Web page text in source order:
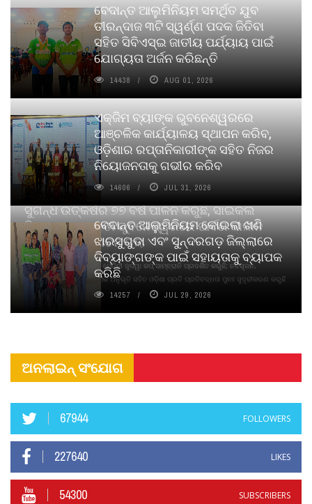
ସୁଗନ୍ଧ ଉତ୍କର୍ଷର ୭୭ ବର୍ଷ ପାଳନ କରୁଛି, ସାଇକଲ
ପିୟୋର୍‌ ଅଗରବତୀ ଭୁବନେଶ୍ୱରରେ ପାର୍ବଣ କାଳୀନ
ନବସୃଜନ ଉନ୍ମୋଚନ କଲା
ବାଉଁଶ ବିହୀନ କଠିନ ଧୂପ ଏବଂ ମେଦିନୀ ଜୁଡୱା କପ୍‌ ସାମ୍ବ୍ରାନି ପ୍ରଦର୍ଶିତ କରୁଛି; ନବସୃଜନ,
ଦୀର୍ଘସ୍ଥାୟିତା ଏବଂ ଆଧ୍ୟାତ୍ମିକ ଅନୁଭୂତି ସହିତ ଓଡ଼ିଶା ପ୍ରତି ପ୍ରତିବଦ୍ଧତା ପୁନଃ ସୁଦୃଢୀକରଣ କରୁଛି
ବେଦାନ୍ତ ଆଲୁମିନିୟମ ସମର୍ଥିତ ଯୁବ
ତୀରନ୍ଦାଜ ୩ଟି ସ୍ୱର୍ଣ୍ଣ ପଦକ ଜିତିବା
ସହିତ ସିବିଏସ୍ଇ ଜାତୀୟ ପର୍ଯ୍ୟାୟ ପାଇଁ
ଯୋଗ୍ୟତା ଅର୍ଜନ କରିଛନ୍ତି
14438 AUG 01, 2026
ଏକ୍ଜିମ ବ୍ୟାଙ୍କ ଭୁବନେଶ୍ୱରରେ
ଆଞ୍ଚଳିକ କାର୍ଯ୍ୟାଳୟ ସ୍ଥାପନ କରିବ,
ଓଡ଼ିଶାର ରପ୍ତାନିକାରୀଙ୍କ ସହିତ ନିଜର
ନିୟୋଜନତାକୁ ଗଭୀର କରିବ
14606 JUL 31, 2026
ବେଦାନ୍ତ ଆଲୁମିନିୟମ କୋଇଲା ଖଣି
ଝାରସୁଗୁଡା ଏବଂ ସୁନ୍ଦରଗଡ଼ ଜିଲ୍ଲାରେ
ଦିବ୍ୟାଙ୍ଗଙ୍କ ପାଇଁ ସହାୟତାକୁ ବ୍ୟାପକ
କରିଛି
14257 JUL 29, 2026
ଅନଲାଇନ୍ ସଂଯୋଗ
67944 FOLLOWERS
227640 LIKES
54300 SUBSCRIBERS